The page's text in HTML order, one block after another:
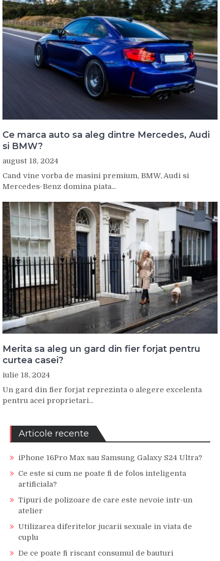
Ce marca auto sa aleg dintre Mercedes, Audi
si BMW?
august 18, 2024
Cand vine vorba de masini premium, BMW, Audi si
Mercedes-Benz domina piata...
Merita sa aleg un gard din fier forjat pentru
curtea casei?
iulie 18, 2024
Un gard din fier forjat reprezinta o alegere excelenta
pentru acei proprietari...
Articole recente
iPhone 16Pro Max sau Samsung Galaxy S24 Ultra?
Ce este si cum ne poate fi de folos inteligenta
artificiala?
Tipuri de polizoare de care este nevoie intr-un
atelier
Utilizarea diferitelor jucarii sexuale in viata de
cuplu
De ce poate fi riscant consumul de bauturi